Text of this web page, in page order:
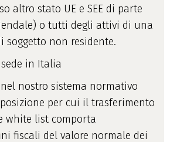
altro stato UE e SEE di parte
o tutti degli attivi di una
non residente.
in Italia
nostro sistema normativo
per cui il trasferimento
white list comporta
fiscali del valore normale dei